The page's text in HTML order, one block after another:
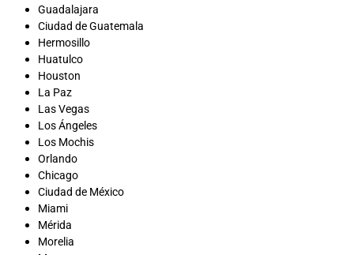
Guadalajara
Ciudad de Guatemala
Hermosillo
Huatulco
Houston
La Paz
Las Vegas
Los Ángeles
Los Mochis
Orlando
Chicago
Ciudad de México
Miami
Mérida
Morelia